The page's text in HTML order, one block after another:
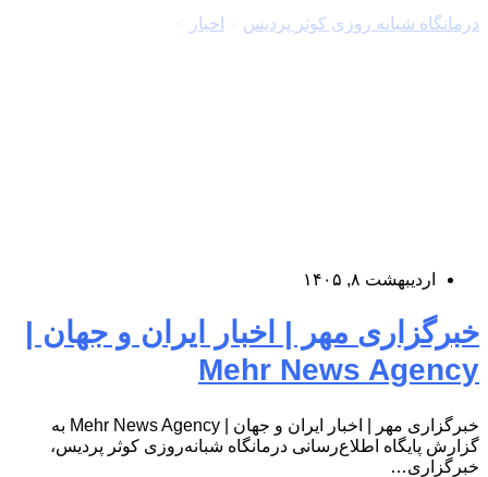
درمانگاه شبانه روزی کوثر پردیس اخبار
اردیبهشت ۸, ۱۴۰۵
خبرگزاری مهر | اخبار ایران و جهان |
Mehr News Agency
خبرگزاری مهر | اخبار ایران و جهان | Mehr News Agency به
گزارش پایگاه اطلاع‌رسانی درمانگاه شبانه‌روزی کوثر پردیس،
خبرگزاری…